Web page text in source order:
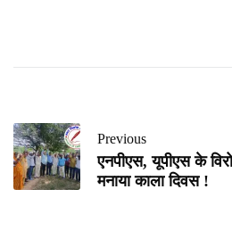
Previous
एनपीएस, यूपीएस के
मनाया काला दिवस !